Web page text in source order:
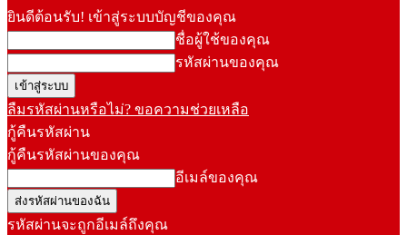
ยินดีต้อนรับ! เข้าสู่ระบบบัญชีของคุณ
ชื่อผู้ใช้ของคุณ
รหัสผ่านของคุณ
ลืมรหัสผ่านหรือไม่? ขอความช่วยเหลือ
กู้คืนรหัสผ่าน
กู้คืนรหัสผ่านของคุณ
อีเมล์ของคุณ
รหัสผ่านจะถูกอีเมล์ถึงคุณ